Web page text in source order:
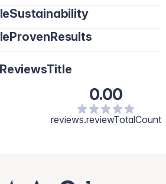
En caso de irritación o reacción,
Guarda el producto en un lugar
0.00
reviews.reviewTotalCount